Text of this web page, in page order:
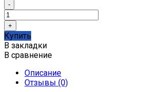
Купить
В закладки
В сравнение
Описание
Отзывы (0)